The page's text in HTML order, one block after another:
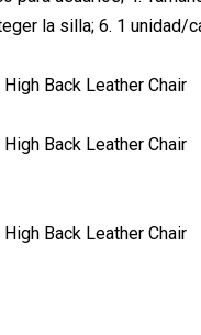
la silla; 6. 1 unidad/